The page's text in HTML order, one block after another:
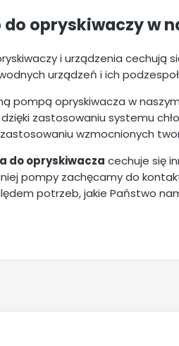
opryskiwaczy w
i urządzenia cechują
urządzeń i ich
pompą opryskiwacza w
zastosowaniu systemu
wzmocnionych
do opryskiwacza cechuje się
pompy zachęcamy do
potrzeb, jakie Państwo